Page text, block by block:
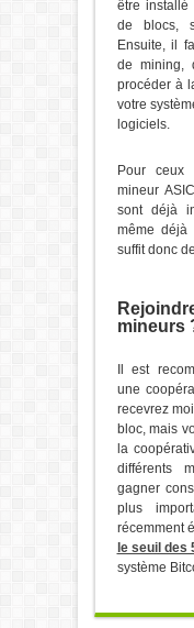
être
de blocs,
Ensuite, il
de mining,
procéder à
votre
logiciels.
Pour
mineur
sont déjà
même déjà
suffit donc
mineurs
Il est
une
recevrez
bloc, mais
la
différents
gagner
plus
récemment
le seuil des
système